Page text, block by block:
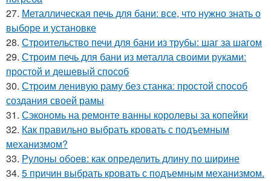
27. Металлическая печь для бани: все, что нужно знать о
выборе и установке
28. Строительство печи для бани из трубы: шаг за шагом
29. Строим печь для бани из металла своими руками:
простой и дешевый способ
30. Строим ленивую раму без станка: простой способ
создания своей рамы
31. Сэкономь на ремонте ванны королевы за копейки
32. Как правильно выбрать кровать с подъемным
механизмом?
33. Рулоны обоев: как определить длину по ширине
34. 5 причин выбрать кровать с подъемным механизмом.